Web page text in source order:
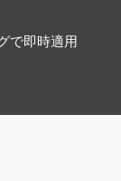
で即時適用